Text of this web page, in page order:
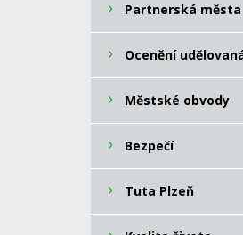
Partnerská města
Ocenění
Městské obvody
Bezpečí
Tuta Plzeň